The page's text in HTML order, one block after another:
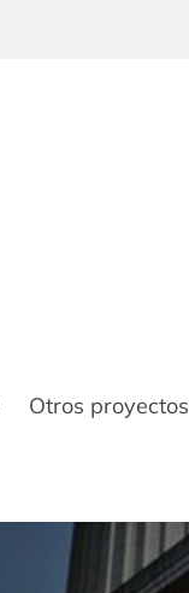
Otros proyectos